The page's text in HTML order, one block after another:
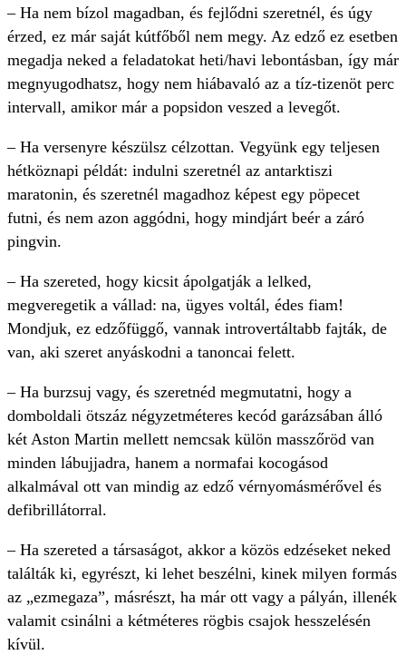
– Ha nem bízol magadban, és fejlődni szeretnél, és úgy
érzed, ez már saját kútfőből nem megy. Az edző ez esetben
megadja neked a feladatokat heti/havi lebontásban, így már
megnyugodhatsz, hogy nem hiábavaló az a tíz-tizenöt perc
intervall, amikor már a popsidon veszed a levegőt.
– Ha versenyre készülsz célzottan. Vegyünk egy teljesen
hétköznapi példát: indulni szeretnél az antarktiszi
maratonin, és szeretnél magadhoz képest egy pöpecet
futni, és nem azon aggódni, hogy mindjárt beér a záró
pingvin.
– Ha szereted, hogy kicsit ápolgatják a lelked,
megveregetik a vállad: na, ügyes voltál, édes fiam!
Mondjuk, ez edzőfüggő, vannak introvertáltabb fajták, de
van, aki szeret anyáskodni a tanoncai felett.
– Ha burzsuj vagy, és szeretnéd megmutatni, hogy a
domboldali ötszáz négyzetméteres kecód garázsában álló
két Aston Martin mellett nemcsak külön masszőröd van
minden lábujjadra, hanem a normafai kocogásod
alkalmával ott van mindig az edző vérnyomásmérővel és
defibrillátorral.
– Ha szereted a társaságot, akkor a közös edzéseket neked
találták ki, egyrészt, ki lehet beszélni, kinek milyen formás
az „ezmegaza”, másrészt, ha már ott vagy a pályán, illenék
valamit csinálni a kétméteres rögbis csajok hesszelésén
kívül.